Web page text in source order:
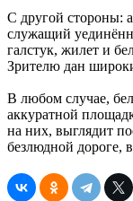
С другой стороны:
служащий
галстук, жилет и
Зрителю дан
В любом случае,
аккуратной
на них, выглядит
безлюдной дороге,